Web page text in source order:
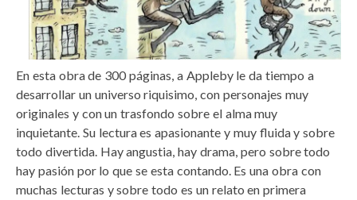
En esta obra de 300 páginas, a Appleby le da tiempo a
desarrollar un universo riquisimo, con personajes muy
originales y con un trasfondo sobre el alma muy
inquietante. Su lectura es apasionante y muy fluida y sobre
todo divertida. Hay angustia, hay drama, pero sobre todo
hay pasión por lo que se esta contando. Es una obra con
muchas lecturas y sobre todo es un relato en primera